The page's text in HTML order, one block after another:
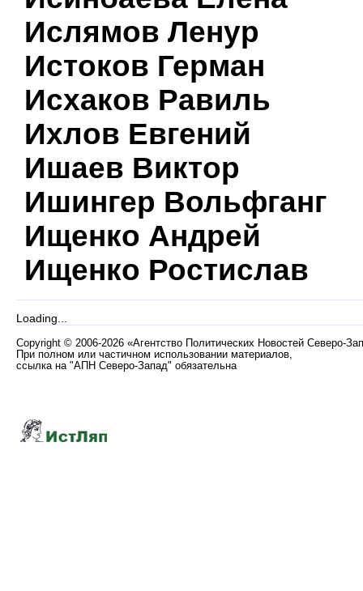
Ислямов Ленур
Истоков Герман
Исхаков Равиль
Ихлов Евгений
Ишаев Виктор
Ишингер Вольфганг
Ищенко Андрей
Ищенко Ростислав
Loading...
Copyright © 2006-2026 «Агентство Политических Новостей Северо-
При полном или частичном использовании материалов,
ссылка на "АПН Северо-Запад" обязательна